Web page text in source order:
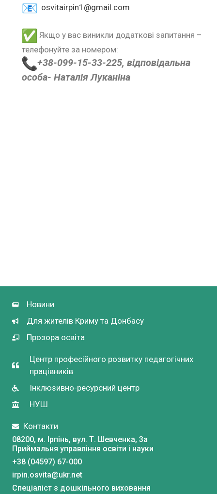
osvitairpin1@gmail.com
Якщо у вас виникли додаткові запитання –
телефонуйте за номером:
+38-099-15-33-225, відповідальна
особа- Наталія Луканіна
Новини
Для жителів Криму та Донбасу
Прозора освіта
Центр професійного розвитку педагогічних
працівників
Інклюзивно-ресурсний центр
НУШ
Контакти
08200, м. Ірпінь, вул. Т. Шевченка, 3a
Приймальня управління освіти і науки
+38 (04597) 67-000
irpin.osvita@ukr.net
Спеціаліст з дошкільного виховання